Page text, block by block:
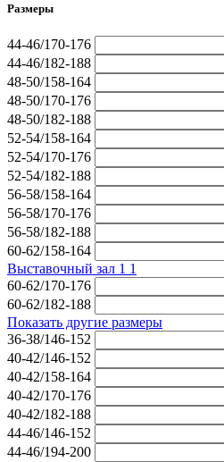
Размеры
44-46/170-176
44-46/182-188
48-50/158-164
48-50/170-176
48-50/182-188
52-54/158-164
52-54/170-176
52-54/182-188
56-58/158-164
56-58/170-176
56-58/182-188
60-62/158-164
Выставочный зал 1 1
60-62/170-176
60-62/182-188
Показать другие размеры
36-38/146-152
40-42/146-152
40-42/158-164
40-42/170-176
40-42/182-188
44-46/146-152
44-46/194-200